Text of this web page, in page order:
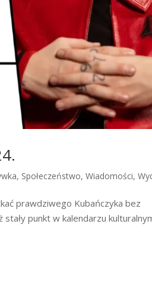
, Społeczeństwo,Wiadomości,
prawdziwego Kubańczyka bez
punkt w kalendarzu